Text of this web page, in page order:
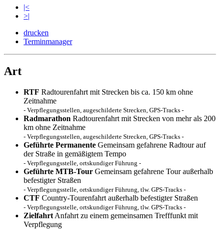
|<
>|
drucken
Terminmanager
Art
RTF Radtourenfahrt mit Strecken bis ca. 150 km ohne
Zeitnahme
- Verpflegungsstellen, augeschilderte Strecken, GPS-Tracks -
Radmarathon Radtourenfahrt mit Strecken von mehr als 200
km ohne Zeitnahme
- Verpflegungsstellen, augeschilderte Strecken, GPS-Tracks -
Geführte Permanente Gemeinsam gefahrene Radtour auf
der Straße in gemäßigtem Tempo
- Verpflegungsstelle, ortskundiger Führung -
Geführte MTB-Tour Gemeinsam gefahrene Tour außerhalb
befestigter Straßen
- Verpflegungsstelle, ortskundiger Führung, tlw. GPS-Tracks -
CTF Country-Tourenfahrt außerhalb befestigter Straßen
- Verpflegungsstelle, ortskundiger Führung, tlw. GPS-Tracks -
Zielfahrt Anfahrt zu einem gemeinsamen Trefffunkt mit
Verpflegung